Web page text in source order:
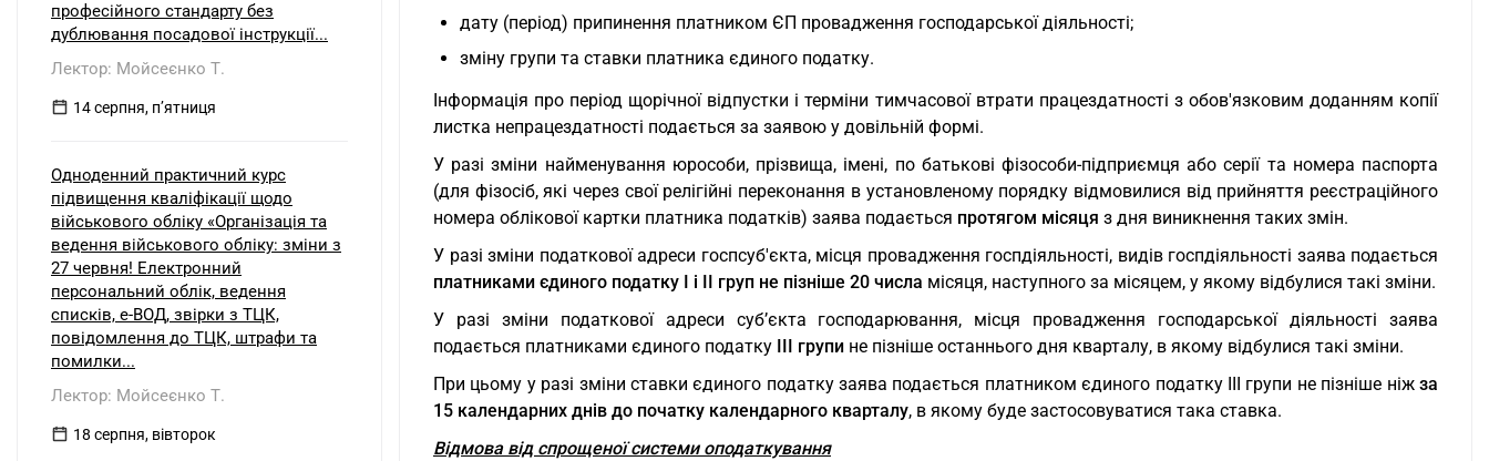
дату (період) припинення платником ЄП провадження господарської діяльності;
зміну групи та ставки платника єдиного податку.
Інформація про період щорічної відпустки і терміни тимчасової втрати працездатності з обов'язковим доданням копії
листка непрацездатності подається за заявою у довільній формі.
У разі зміни найменування юрособи, прізвища, імені, по батькові фізособи-підприємця або серії та номера паспорта
(для фізосіб, які через свої релігійні переконання в установленому порядку відмовилися від прийняття реєстраційного
номера облікової картки платника податків) заява подається протягом місяця з дня виникнення таких змін.
У разі зміни податкової адреси госпсуб'єкта, місця провадження госпдіяльності, видів госпдіяльності заява подається
платниками єдиного податку І і ІІ груп не пізніше 20 числа місяця, наступного за місяцем, у якому відбулися такі зміни.
У разі зміни податкової адреси суб’єкта господарювання, місця провадження господарської діяльності заява
подається платниками єдиного податку III групи не пізніше останнього дня кварталу, в якому відбулися такі зміни.
При цьому у разі зміни ставки єдиного податку заява подається платником єдиного податку III групи не пізніше ніж за
15 календарних днів до початку календарного кварталу, в якому буде застосовуватися така ставка.
Відмова від спрощеної системи оподаткування
професійного стандарту без
дублювання посадової інструкції...
Лектор: Мойсеєнко Т.
14 серпня, пʼятниця
Одноденний практичний курс
підвищення кваліфікації щодо
військового обліку «Організація та
ведення військового обліку: зміни з
27 червня! Електронний
персональний облік, ведення
списків, е-ВОД, звірки з ТЦК,
повідомлення до ТЦК, штрафи та
помилки...
Лектор: Мойсеєнко Т.
18 серпня, вівторок